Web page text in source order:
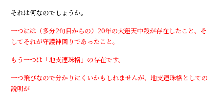
それは何なのでしょうか。
一つには（多分2旬目からの）20年の大運天中殺が存在したこと、そ
してそれが守護神回りであったこと。
もう一つは「地支連珠格」の存在です。
一つ飛びなので分かりにくいかもしれませんが、地支連珠格としての
説明が